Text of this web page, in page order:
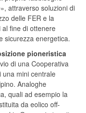
attraverso soluzioni di
delle FER e la
fine di ottenere
sicurezza energetica.
pioneristica
di una Cooperativa
una mini centrale
Analoghe
quali ad esempio la
da eolico off-